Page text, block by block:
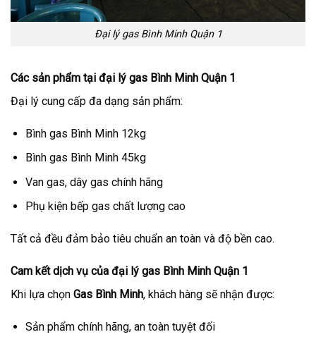
Đại lý gas Bình Minh Quận 1
Các sản phẩm tại đại lý gas Bình Minh Quận 1
Đại lý cung cấp đa dạng sản phẩm:
Bình gas Bình Minh 12kg
Bình gas Bình Minh 45kg
Van gas, dây gas chính hãng
Phụ kiện bếp gas chất lượng cao
Tất cả đều đảm bảo tiêu chuẩn an toàn và độ bền cao.
Cam kết dịch vụ của đại lý gas Bình Minh Quận 1
Khi lựa chọn Gas Bình Minh, khách hàng sẽ nhận được:
Sản phẩm chính hãng, an toàn tuyệt đối